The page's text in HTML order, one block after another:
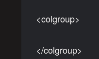
<colgroup>
</colgroup>